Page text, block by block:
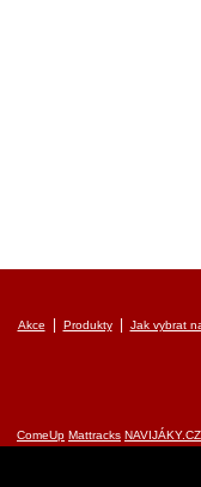
Akce Produkty| Jak vybrat
ComeUp Mattracks